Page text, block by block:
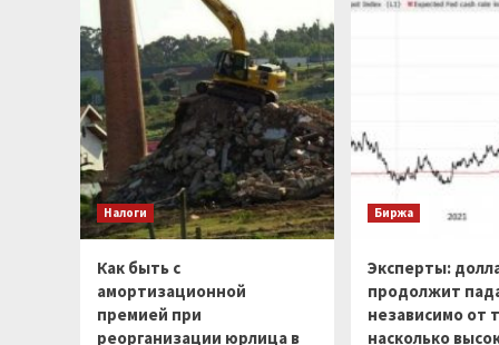
Налоги
Как быть с
амортизационной
премией при
реорганизации юрлица в
Биржа
Эксперты:
продолжит
независимо от
насколько